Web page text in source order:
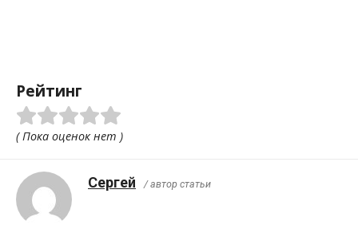
Рейтинг
( Пока оценок нет )
Сергей / автор статьи